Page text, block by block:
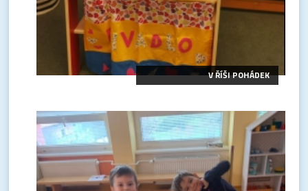
V ŘÍŠI POHÁDEK